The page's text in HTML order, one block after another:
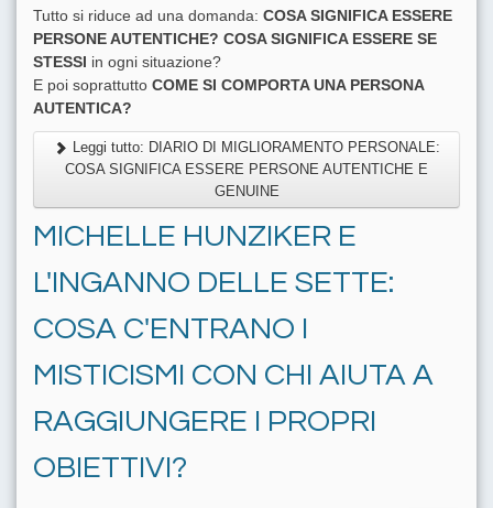
Tutto si riduce ad una domanda: COSA SIGNIFICA ESSERE
PERSONE AUTENTICHE? COSA SIGNIFICA ESSERE SE
STESSI in ogni situazione?
E poi soprattutto COME SI COMPORTA UNA PERSONA
AUTENTICA?
Leggi tutto: DIARIO DI MIGLIORAMENTO PERSONALE:
COSA SIGNIFICA ESSERE PERSONE AUTENTICHE E
GENUINE
MICHELLE HUNZIKER E
L'INGANNO DELLE SETTE:
COSA C'ENTRANO I
MISTICISMI CON CHI AIUTA A
RAGGIUNGERE I PROPRI
OBIETTIVI?